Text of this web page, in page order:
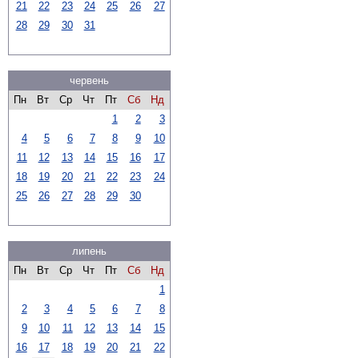
21
22 23 24 25 26
27
28
29 30 31
червень
Пн
Вт Ср Чт Пт Сб
Нд
1
2
3
4
5 6 7 8 9
10
11
12 13 14 15 16
17
18
19 20 21 22 23
24
25
26 27 28 29 30
липень
Пн
Вт Ср Чт Пт Сб
Нд
1
2
3 4 5 6 7
8
9
10 11 12 13 14
15
16
17 18 19 20 21
22